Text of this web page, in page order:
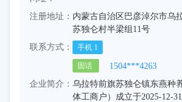
注册地址： 内蒙古自治区巴彦淖尔市乌
苏独仑村半梁组11号
联系方式：
手机 1
固话
1504***4263
企业简介： 乌拉特前旗苏独仑镇东燕种
体工商户）成立于2025-12-